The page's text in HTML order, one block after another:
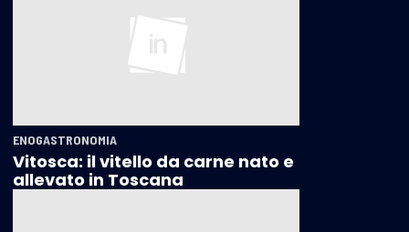
ENOGASTRONOMIA
Vitosca: il vitello da carne nato e
allevato in Toscana